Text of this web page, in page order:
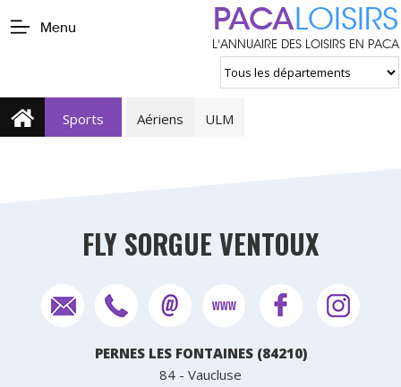
Menu PACALOISIRS
L'ANNUAIRE DES LOISIRS EN PACA
Sports Aériens ULM
FLY SORGUE VENTOUX
PERNES LES FONTAINES (84210)
84 - Vaucluse